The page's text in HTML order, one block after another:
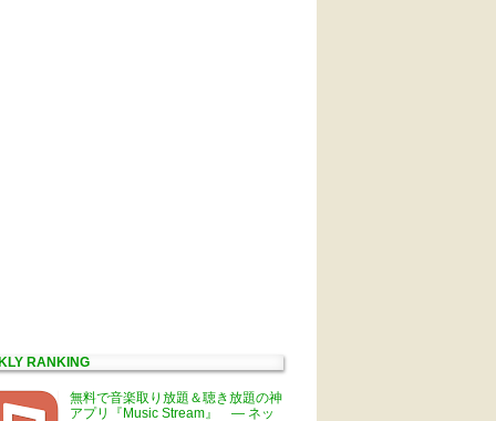
RANKING
無料で音楽取り放題＆聴き放題の神
アプリ『Music Stream』 ― ネッ